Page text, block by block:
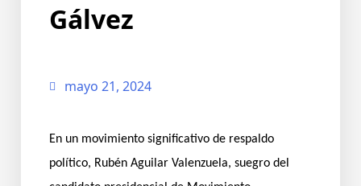
Gálvez
mayo 21, 2024
En un movimiento significativo de respaldo
político, Rubén Aguilar Valenzuela, suegro del